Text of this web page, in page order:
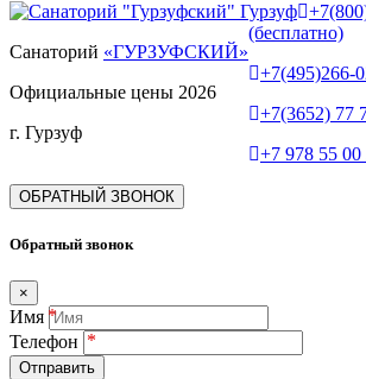
Санаторий «ГУРЗУФСКИЙ»
Официальные цены 2026
г. Гурзуф
(бесплатно)
+7(495)266-
+7(3652) 77
+7 978 55 00
ОБРАТНЫЙ ЗВОНОК
Обратный звонок
×
Имя
Телефон
Отправить